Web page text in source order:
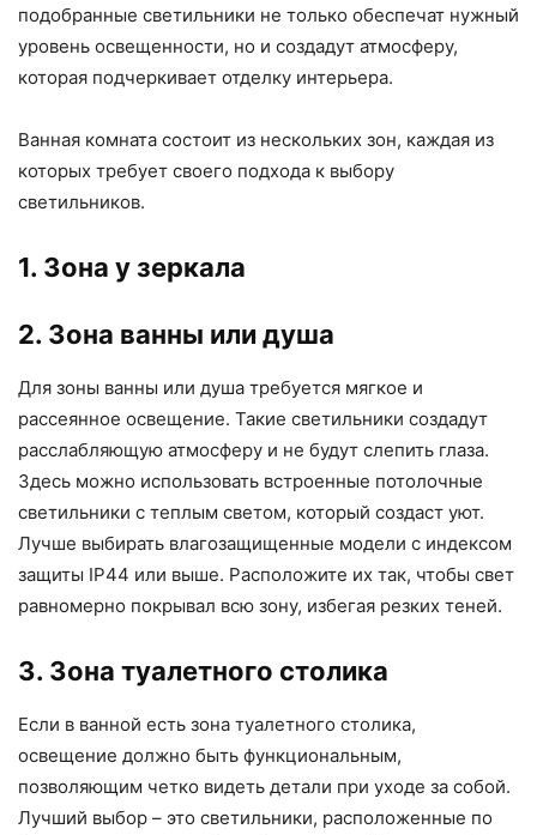
подобранные светильники не только обеспечат нужный
уровень освещенности, но и создадут атмосферу,
которая подчеркивает отделку интерьера.
Ванная комната состоит из нескольких зон, каждая из
которых требует своего подхода к выбору
светильников.
1. Зона у зеркала
2. Зона ванны или душа
Для зоны ванны или душа требуется мягкое и
рассеянное освещение. Такие светильники создадут
расслабляющую атмосферу и не будут слепить глаза.
Здесь можно использовать встроенные потолочные
светильники с теплым светом, который создаст уют.
Лучше выбирать влагозащищенные модели с индексом
защиты IP44 или выше. Расположите их так, чтобы свет
равномерно покрывал всю зону, избегая резких теней.
3. Зона туалетного столика
Если в ванной есть зона туалетного столика,
освещение должно быть функциональным,
позволяющим четко видеть детали при уходе за собой.
Лучший выбор – это светильники, расположенные по